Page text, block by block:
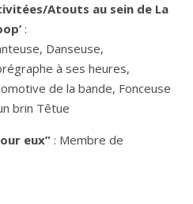
Atouts au sein de La
:
Danseuse,
à ses heures,
de la bande, Fonceuse
brin Têtue
eux”: Membre de